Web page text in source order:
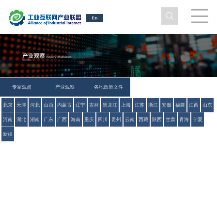
专家观点 产业观察 各地政策文件
北京 天津 河北 山西 内蒙古 辽宁 吉林 黑龙江 上海 江苏 浙江 安徽 福建 江西 山东
河南 湖北 湖南 广东 广西 海南 重庆 四川 贵州 云南 西藏 陕西 甘肃 青海 宁夏
新疆